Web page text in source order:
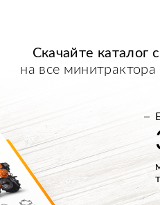
Скачайте каталог
на все